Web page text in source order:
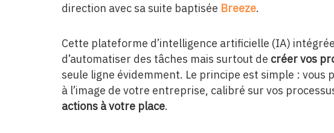
direction avec sa suite baptisée Breeze.
Cette plateforme d’intelligence artificielle (IA)
d’automatiser des tâches mais surtout de créer vos
seule ligne évidemment. Le principe est simple :
à l’image de votre entreprise, calibré sur vos
actions à votre place.